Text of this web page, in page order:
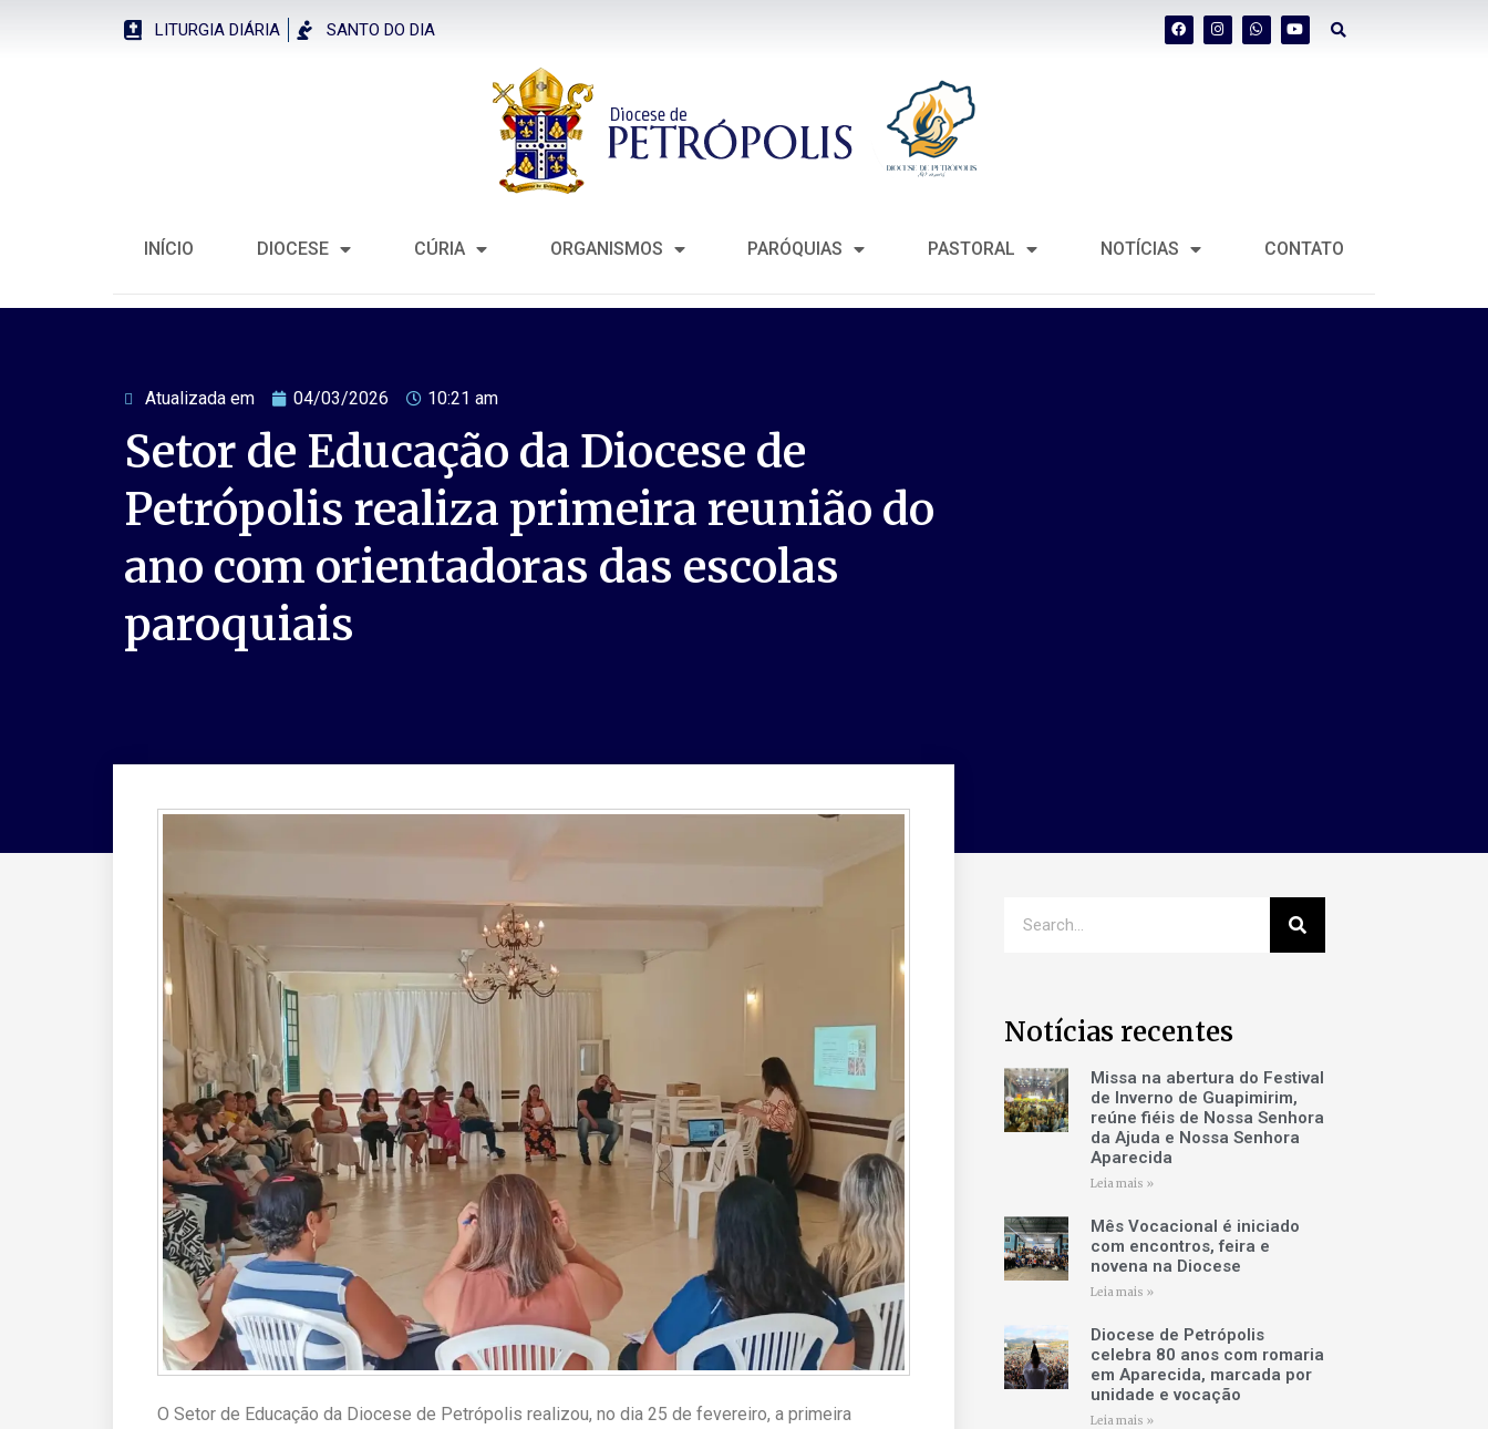
LITURGIA DIÁRIA SANTO DO DIA
INÍCIO DIOCESE CÚRIA ORGANISMOS PARÓQUIAS PASTORAL NOTÍCIAS CONTATO
Atualizada em 04/03/2026 10:21 am
Setor de Educação da Diocese de
Petrópolis realiza primeira reunião do
ano com orientadoras das escolas
paroquiais
O Setor de Educação da Diocese de Petrópolis realizou, no dia 25 de fevereiro, a primeira
Notícias recentes
Missa na abertura do Festival
de Inverno de Guapimirim,
reúne fiéis de Nossa Senhora
da Ajuda e Nossa Senhora
Aparecida
Leia mais »
Mês Vocacional é iniciado
com encontros, feira e
novena na Diocese
Leia mais »
Diocese de Petrópolis
celebra 80 anos com romaria
em Aparecida, marcada por
unidade e vocação
Leia mais »